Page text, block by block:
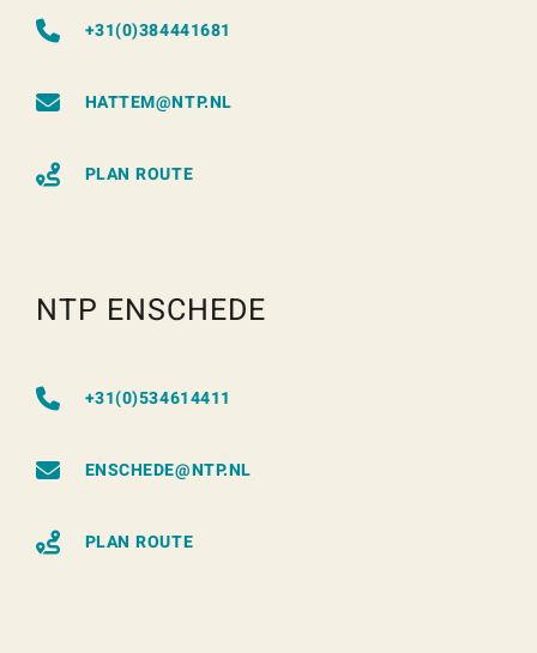
+31(0)384441681
HATTEM@NTP.NL
PLAN ROUTE
NTP ENSCHEDE
+31(0)534614411
ENSCHEDE@NTP.NL
PLAN ROUTE